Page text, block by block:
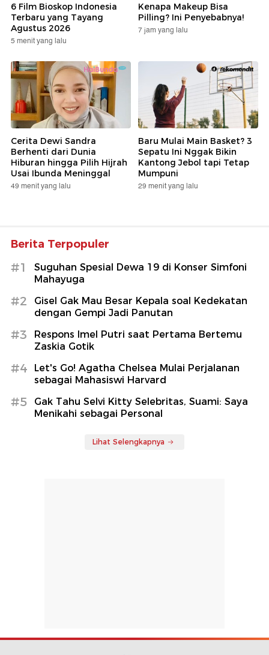
6 Film Bioskop Indonesia
Terbaru yang Tayang
Agustus 2026
5 menit yang lalu
Kenapa Makeup Bisa
Pilling? Ini Penyebabnya!
7 jam yang lalu
Cerita Dewi Sandra
Berhenti dari Dunia
Hiburan hingga Pilih Hijrah
Usai Ibunda Meninggal
49 menit yang lalu
Baru Mulai Main Basket? 3
Sepatu Ini Nggak Bikin
Kantong Jebol tapi Tetap
Mumpuni
29 menit yang lalu
Berita Terpopuler
#1
Suguhan Spesial Dewa 19 di Konser Simfoni
Mahayuga
#2
Gisel Gak Mau Besar Kepala soal Kedekatan
dengan Gempi Jadi Panutan
#3
Respons Imel Putri saat Pertama Bertemu
Zaskia Gotik
#4
Let's Go! Agatha Chelsea Mulai Perjalanan
sebagai Mahasiswi Harvard
#5
Gak Tahu Selvi Kitty Selebritas, Suami: Saya
Menikahi sebagai Personal
Lihat Selengkapnya